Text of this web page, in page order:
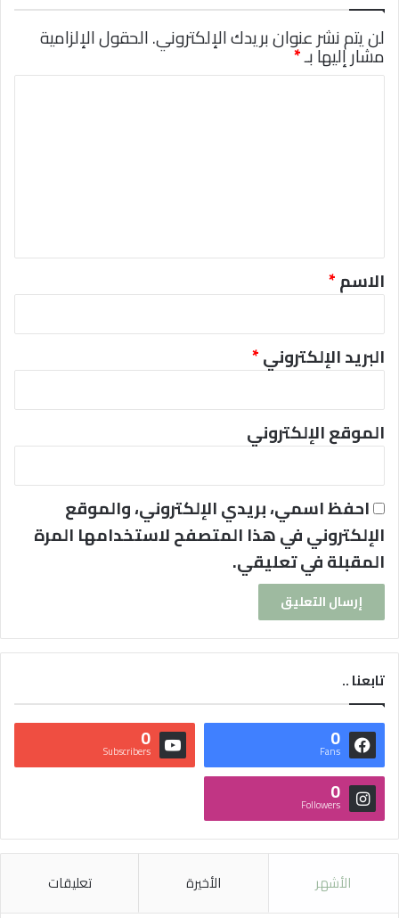
لن يتم نشر عنوان بريدك الإلكتروني.الحقول الإلزامية
مشار إليها بـ*
*
الاسم*
البريد الإلكتروني*
الموقع الإلكتروني
احفظ اسمي، بريدي الإلكتروني، والموقع
الإلكتروني في هذا المتصفح لاستخدامها المرة
المقبلة في تعليقي.
تابعنا ..
0
Fans
0
Subscribers
0
Followers
الأشهر الأخيرة تعليقات